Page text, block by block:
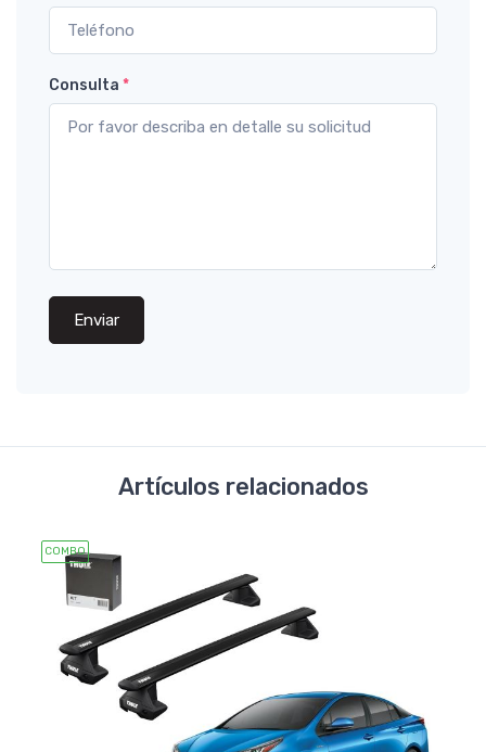
Consulta *
Enviar
Artículos relacionados
COMBO